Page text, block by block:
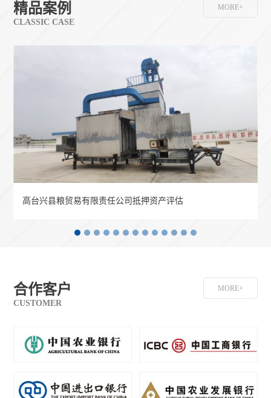
精品案例
CLASSIC CASE
MORE+
高台兴县粮贸易有限责任公司抵押资产评估
合作客户
CUSTOMER
MORE+